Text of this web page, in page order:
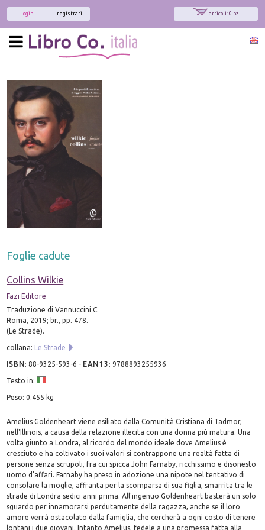
articoli: 0 pz.
registrati
login
Foglie cadute
Collins Wilkie
Fazi Editore
Traduzione di Vannuccini C.
Roma, 2019; br., pp. 478.
(Le Strade).
collana: Le Strade
ISBN:88-9325-593-6 - EAN13 :9788893255936
Testo in:
Peso: 0.455 kg
Amelius Goldenheart viene esiliato dalla Comunità Cristiana di Tadmor,
nell'Illinois, a causa della relazione illecita con una donna più matura. Una
volta giunto a Londra, al ricordo del mondo ideale dove Amelius è
cresciuto e ha coltivato i suoi valori si contrappone una realtà fatta di
persone senza scrupoli, fra cui spicca John Farnaby, ricchissimo e disonesto
uomo d'affari. Farnaby ha preso in adozione una nipote nel tentativo di
consolare la moglie, affranta per la scomparsa di sua figlia, smarrita tra le
strade di Londra sedici anni prima. All'ingenuo Goldenheart basterà un solo
sguardo per innamorarsi perdutamente della ragazza, anche se il loro
amore verrà ostacolato dalla famiglia, che cercherà a ogni costo di tenere
lontani i due giovani. Intanto Amelius, fedele a una promessa fatta alla